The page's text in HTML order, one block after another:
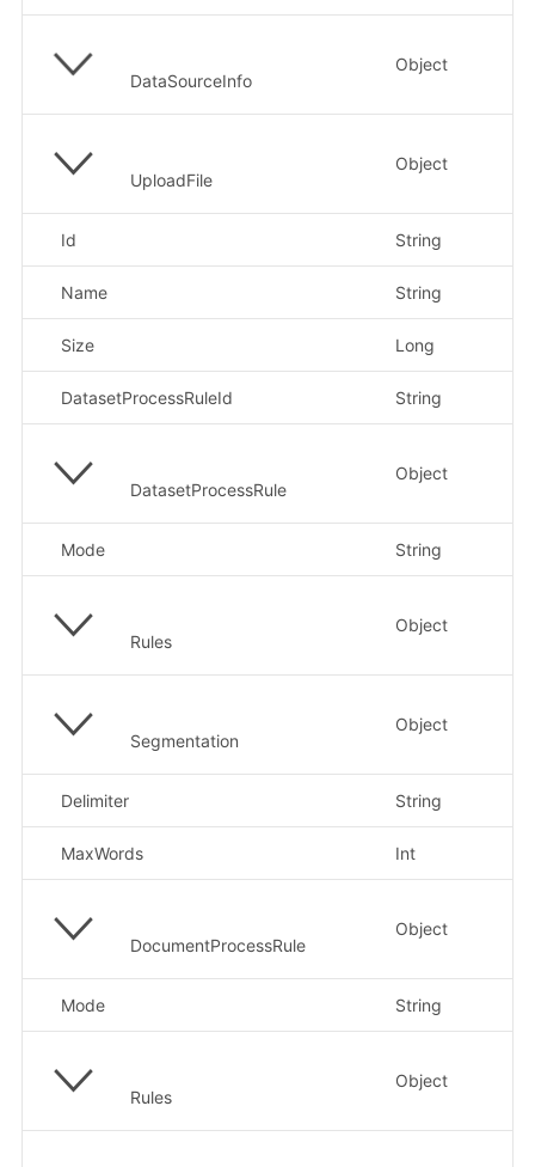
DataSourceInfo
Object
UploadFile
Object
Id String
Name String
Size Long
DatasetProcessRuleId String
DatasetProcessRule
Object
Mode String
Rules
Object
Segmentation
Object
Delimiter String
MaxWords Int
DocumentProcessRule
Object
Mode String
Rules
Object